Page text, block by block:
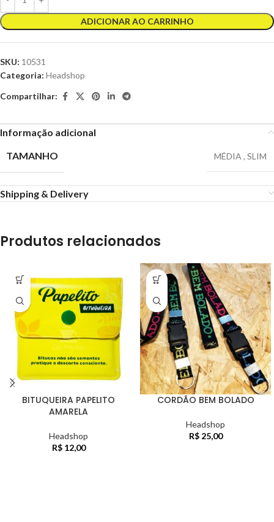
ADICIONAR AO CARRINHO
SKU: 10531
Categoria: Headshop
Compartilhar:
Informação adicional
TAMANHO
MÉDIA , SLIM
Shipping & Delivery
Produtos relacionados
BITUQUEIRA PAPELITO
AMARELA
Headshop
R$12,00
CORDÃO BEM BOLADO
Headshop
R$25,00